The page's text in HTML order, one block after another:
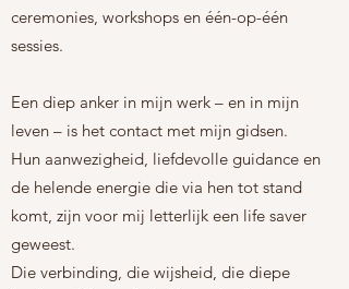
ceremonies, workshops en één-op-één
sessies.
Een diep anker in mijn werk – en in mijn
leven – is het contact met mijn gidsen.
Hun aanwezigheid, liefdevolle guidance en
de helende energie die via hen tot stand
komt, zijn voor mij letterlijk een life saver
geweest.
Die verbinding, die wijsheid, die diepe